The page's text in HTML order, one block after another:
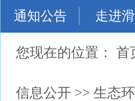
通知公告 走进
您现在的位置： 首
信息公开 >> 生态